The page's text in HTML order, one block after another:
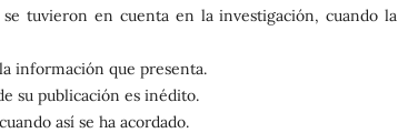
tuvieron en cuenta en la investigación, cuando la
información que presenta.
su publicación es inédito.
así se ha acordado.